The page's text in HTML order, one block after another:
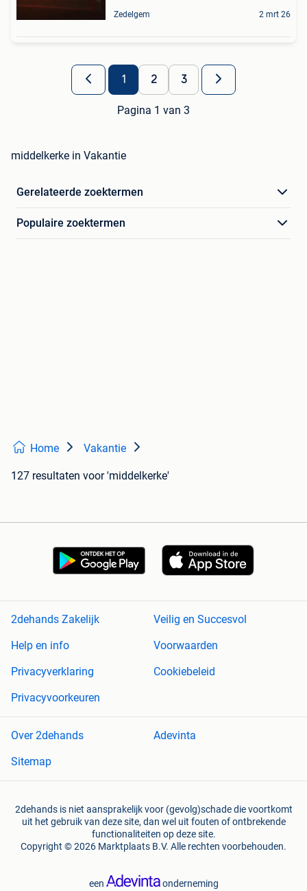
Zedelgem 2 mrt 26
1 2 3
Pagina 1 van 3
middelkerke in Vakantie
Gerelateerde zoektermen
Populaire zoektermen
Home Vakantie
127 resultaten voor 'middelkerke'
2dehands Zakelijk
Veilig en Succesvol
Help en info
Voorwaarden
Privacyverklaring
Cookiebeleid
Privacyvoorkeuren
Over 2dehands
Adevinta
Sitemap
2dehands is niet aansprakelijk voor (gevolg)schade die voortkomt
uit het gebruik van deze site, dan wel uit fouten of ontbrekende
functionaliteiten op deze site.
Copyright © 2026 Marktplaats B.V. Alle rechten voorbehouden.
een onderneming